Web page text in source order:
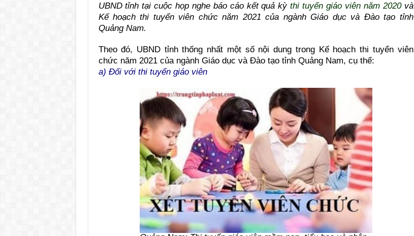
UBND tỉnh tại cuộc họp nghe báo cáo kết quả kỳthi tuyển giáo viên năm 2020và
Kế hoạch thi tuyển viên chức năm 2021 của ngành Giáo dục và Đào tạo tỉnh
Quảng Nam.
Theo đó, UBND tỉnh thống nhất một số nội dung trong Kế hoạch thi tuyển viên
chức năm 2021 của ngành Giáo dục và Đào tạo tỉnh Quảng Nam, cụ thể:
a) Đối với thi tuyển giáo viên